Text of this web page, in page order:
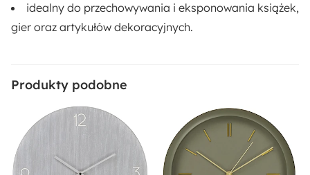
idealny do przechowywania i eksponowania książek,
gier oraz artykułów dekoracyjnych.
Produkty podobne